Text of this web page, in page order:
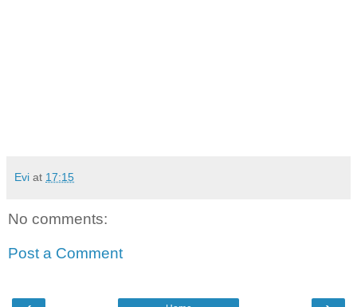
Evi at 17:15
No comments:
Post a Comment